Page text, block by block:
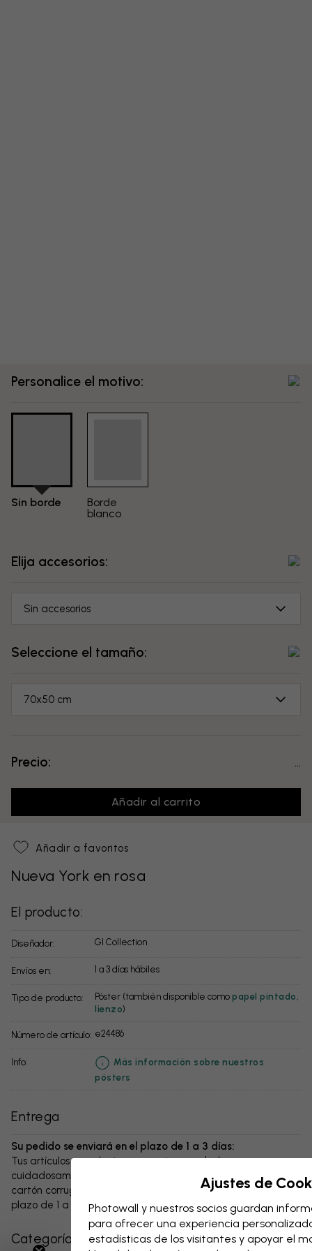
Personalice el motivo:
Sin borde
Borde
blanco
Elija accesorios:
Sin accesorios
Seleccione el tamaño:
70x50 cm
Precio:
Añadir al carrito
Añadir a favoritos
Nueva York en rosa
El producto:
Diseñador: GI Collection
Envíos en: 1 a 3 días hábiles
Tipo de producto: Póster (también disponible como papel pintado
lienzo)
Número de artículo: e24486
info:
Más información sobre nuestros
pósters
Entrega
Su pedido se enviará en el plazo de 1 a 3 días:
Tus artículos y cualquier accesorio se embalan
cuidadosamente y se entregan protegidos en una caja de
cartón corrugado resistente. El paquete se enviará en un
plazo de 1 a 3 días, siempre con gastos de envío gratuitos.
Categorías relacionadas
Ajustes de
Photowall y nuestros socios guardan
para ofrecer una experiencia
estadísticas de los visitantes y apoyar el